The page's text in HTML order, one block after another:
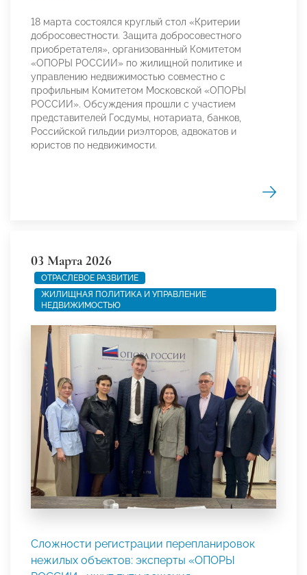
18 марта состоялся круглый стол «Критерии
добросовестности. Защита добросовестного
приобретателя», организованный Комитетом
«ОПОРЫ РОССИИ» по жилищной политике и
управлению недвижимостью совместно с
профильным Комитетом Московской «ОПОРЫ
РОССИИ». Обсуждения прошли с участием
представителей Госдумы, нотариата, банков,
Российской гильдии риэлторов, адвокатов и
юристов по недвижимости.
03 Марта 2026
ОТРАСЛЕВОЕ РАЗВИТИЕ
ЖИЛИЩНАЯ ПОЛИТИКА И УПРАВЛЕНИЕ
НЕДВИЖИМОСТЬЮ
Сложности регистрации перепланировок
нежилых объектов: эксперты «ОПОРЫ